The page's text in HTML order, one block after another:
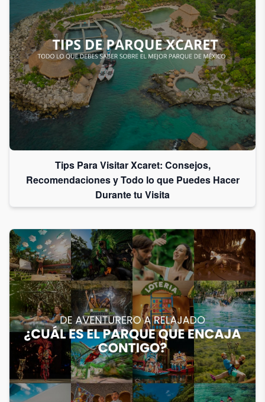
Tips Para Visitar Xcaret: Consejos,
Recomendaciones y Todo lo que Puedes Hacer
Durante tu Visita